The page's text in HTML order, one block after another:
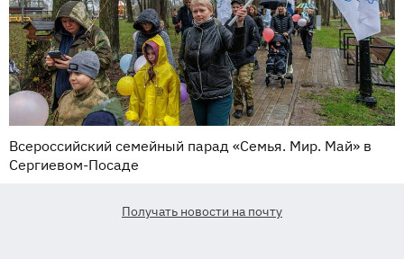
Всероссийский семейный парад «Семья. Мир. Май» в
Сергиевом-Посаде
Получать новости на почту